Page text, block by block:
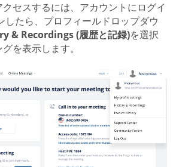
セスするには、アカウントにログイ
したら、プロフィールドロップダウ
& Recordings (履歴と記録)を選択
を表示します。